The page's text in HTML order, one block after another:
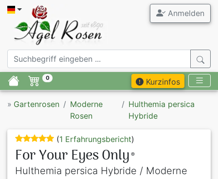
Anmelden
0 Kurzinfos
» Gartenrosen
Moderne
Rosen
Hulthemia persica
Hybride
(1 Erfahrungsbericht)
For Your Eyes Only ®
Hulthemia persica Hybride / Moderne